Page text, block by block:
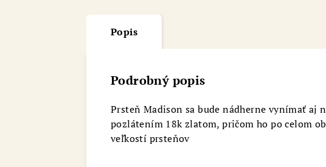
Popis
Podrobný popis
Prsteň Madison sa bude nádherne vynímať aj
pozlátením 18k zlatom, pričom ho po celom
veľkostí prsteňovChatbot šperkovnice